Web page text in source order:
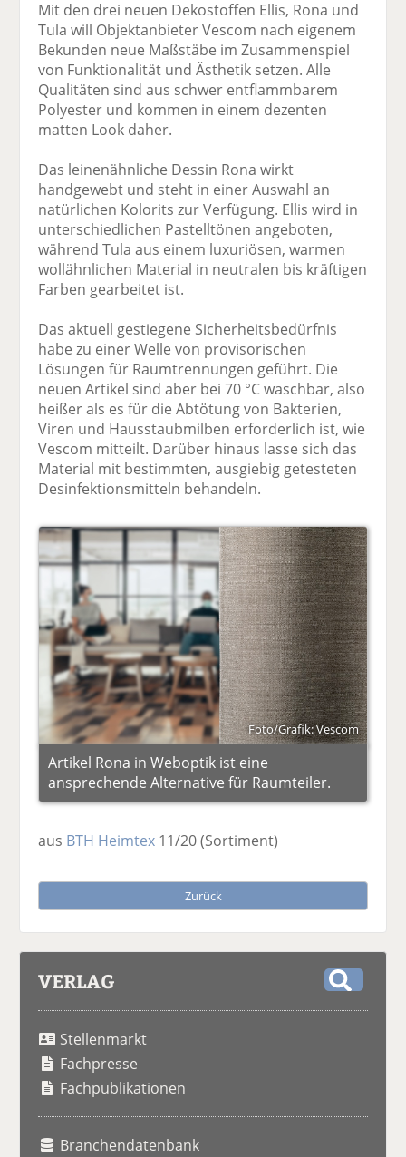
Mit den drei neuen Dekostoffen Ellis, Rona und
Tula will Objektanbieter Vescom nach eigenem
Bekunden neue Maßstäbe im Zusammenspiel
von Funktionalität und Ästhetik setzen. Alle
Qualitäten sind aus schwer entflammbarem
Polyester und kommen in einem dezenten
matten Look daher.
Das leinenähnliche Dessin Rona wirkt
handgewebt und steht in einer Auswahl an
natürlichen Kolorits zur Verfügung. Ellis wird in
unterschiedlichen Pastelltönen angeboten,
während Tula aus einem luxuriösen, warmen
wollähnlichen Material in neutralen bis kräftigen
Farben gearbeitet ist.
Das aktuell gestiegene Sicherheitsbedürfnis
habe zu einer Welle von provisorischen
Lösungen für Raumtrennungen geführt. Die
neuen Artikel sind aber bei 70 °C waschbar, also
heißer als es für die Abtötung von Bakterien,
Viren und Hausstaubmilben erforderlich ist, wie
Vescom mitteilt. Darüber hinaus lasse sich das
Material mit bestimmten, ausgiebig getesteten
Desinfektionsmitteln behandeln.
Foto/Grafik: Vescom
Artikel Rona in Weboptik ist eine
ansprechende Alternative für Raumteiler.
aus BTH Heimtex 11/20(Sortiment)
Zurück
VERLAG
Stellenmarkt
Fachpresse
Fachpublikationen
Branchendatenbank